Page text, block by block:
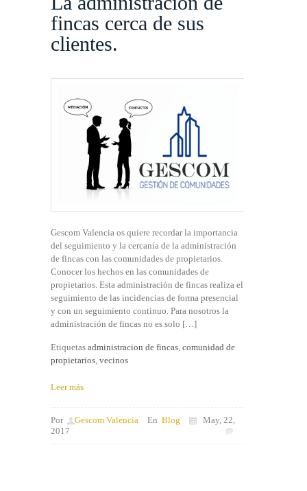
fincas cerca de sus
clientes.
Gescom Valencia os quiere recordar la importancia
del seguimiento y la cercanía de la administración
de fincas con las comunidades de propietarios.
Conocer los hechos en las comunidades de
propietarios. Esta administración de fincas realiza el
seguimiento de las incidencias de forma presencial
y con un seguimiento continuo. Para nosotros la
administración de fincas no es solo […]
Etiquetas administracion de fincas, comunidad de
propietarios, vecinos
Leer más
Por Gescom Valencia En Blog
May, 22,
2017